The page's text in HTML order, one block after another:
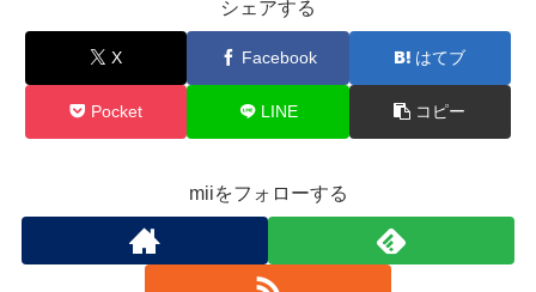
シェアする
X Facebook はてブ
Pocket LINE コピー
miiをフォローする